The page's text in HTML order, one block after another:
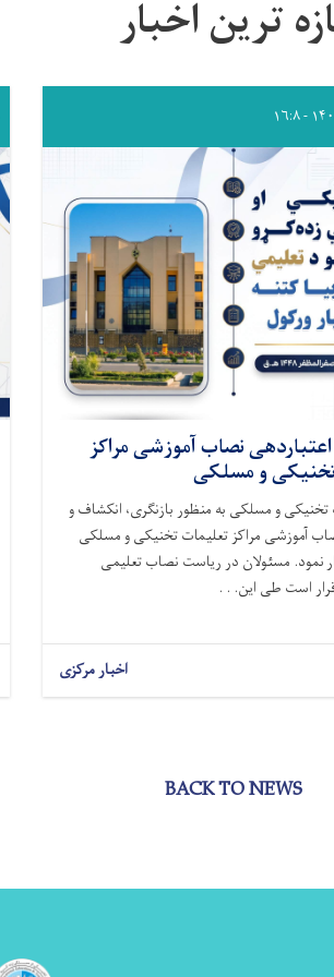
ترین اخبار
اعتباردهی نصاب آموزشی مراکز
و مسلکی
تخنیکی و مسلکی به منظور بازنگری، انکشاف و
آموزشی مراکز تعلیمات تخنیکی و مسلکی
نمود. مسئولان در ریاست نصاب تعلیمی
است طی این. . .
اخبار مرکزی
BACK TO NEWS